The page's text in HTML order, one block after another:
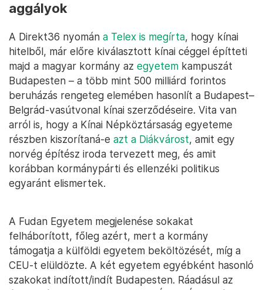
aggályok
A Direkt36 nyomán a Telex is megírta, hogy kínai
hitelből, már előre kiválasztott kínai céggel építteti
majd a magyar kormány az egyetem kampuszát
Budapesten – a több mint 500 milliárd forintos
beruházás rengeteg elemében hasonlít a Budapest–
Belgrád-vasútvonal kínai szerződéseire. Vita van
arról is, hogy a Kínai Népköztársaság egyeteme
részben kiszorítaná-e azt a Diákvárost, amit egy
norvég építész iroda tervezett meg, és amit
korábban kormánypárti és ellenzéki politikus
egyaránt elismertek.
A Fudan Egyetem megjelenése sokakat
felháborított, főleg azért, mert a kormány
támogatja a külföldi egyetem beköltözését, míg a
CEU-t elüldözte. A két egyetem egyébként hasonló
szakokat indított/indít Budapesten. Ráadásul az